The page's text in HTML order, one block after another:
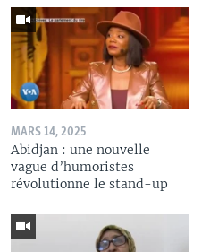
MARS 14, 2025
Abidjan : une nouvelle
vague d’humoristes
révolutionne le stand-up